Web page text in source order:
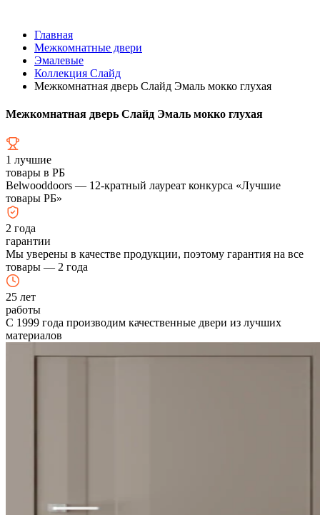
Главная
Межкомнатные двери
Эмалевые
Коллекция Слайд
Межкомнатная дверь Слайд Эмаль мокко глухая
Межкомнатная дверь Слайд Эмаль мокко глухая
1 лучшие
товары в РБ
Belwooddoors — 12-кратный лауреат конкурса «Лучшие
товары РБ»
2 года
гарантии
Мы уверены в качестве продукции, поэтому гарантия на все
товары — 2 года
25 лет
работы
С 1999 года производим качественные двери из лучших
материалов